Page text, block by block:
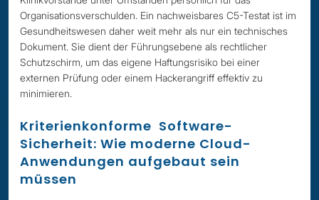
Organisationsverschulden. Ein nachweisbares C5-Testat ist im
Gesundheitswesen daher weit mehr als nur ein technisches
Dokument. Sie dient der Führungsebene als rechtlicher
Schutzschirm, um das eigene Haftungsrisiko bei einer
externen Prüfung oder einem Hackerangriff effektiv zu
minimieren.
Kriterienkonforme Software-
Sicherheit: Wie moderne Cloud-
Anwendungen aufgebaut sein
müssen